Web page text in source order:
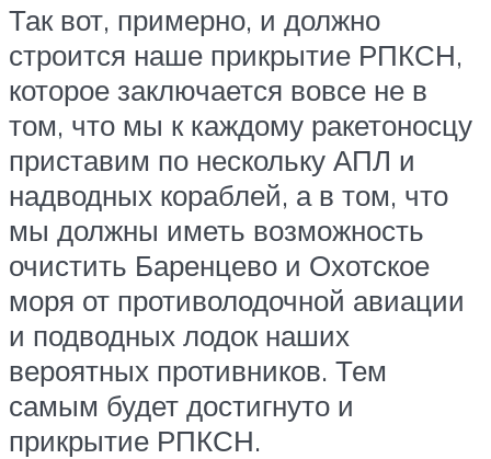
Так вот, примерно, и должно
строится наше прикрытие РПКСН,
которое заключается вовсе не в
том, что мы к каждому ракетоносцу
приставим по нескольку АПЛ и
надводных кораблей, а в том, что
мы должны иметь возможность
очистить Баренцево и Охотское
моря от противолодочной авиации
и подводных лодок наших
вероятных противников. Тем
самым будет достигнуто и
прикрытие РПКСН.